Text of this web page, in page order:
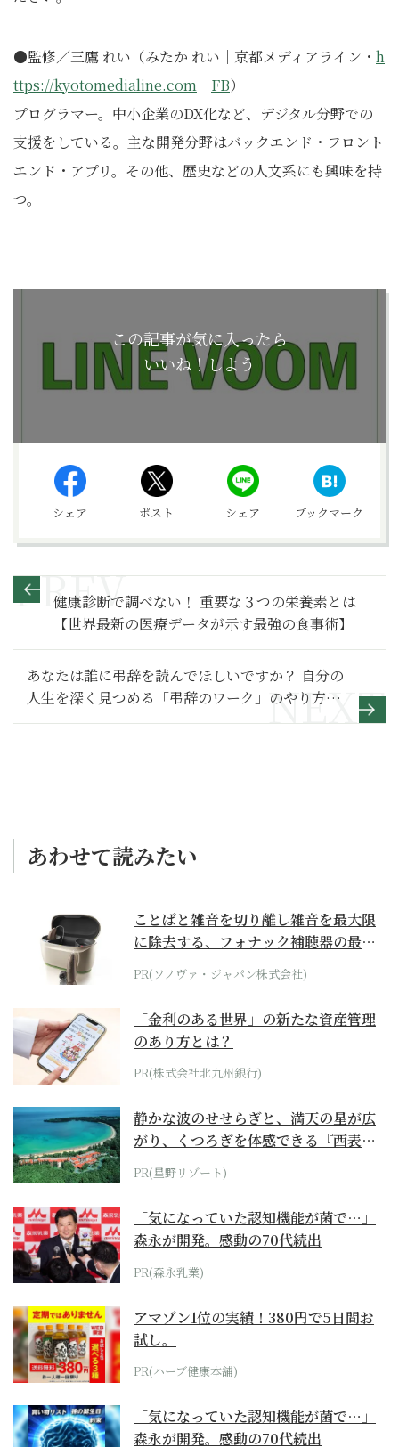
●監修／三鷹 れい（みたか れい｜京都メディアライン・ h
ttps://kyotomedialine.com
FB）
プログラマー。中小企業のDX化など、デジタル分野での
支援をしている。主な開発分野はバックエンド・フロント
エンド・アプリ。その他、歴史などの人文系にも興味を持
つ。
この記事が気に入ったら
いいね！しよう
シェア ポスト シェア ブックマーク
健康診断で調べない！ 重要な３つの栄養素とは
【世界最新の医療データが示す最強の食事術】
あなたは誰に弔辞を読んでほしいですか？ 自分の
人生を深く見つめる「弔辞のワーク」のやり方
【ちょっと死について考えてみたら怖くなかっ
あわせて読みたい
ことばと雑音を切り離し雑音を最大限
に除去する、フォナック補聴器の最上
位モデル
PR(ソノヴァ・ジャパン株式会社)
「金利のある世界」の新たな資産管理
のあり方とは？
PR(株式会社北九州銀行)
静かな波のせせらぎと、満天の星が広
がり、くつろぎを体感できる『西表島
ホテル by...
PR(星野リゾート)
「気になっていた認知機能が菌で…」
森永が開発。感動の70代続出
PR(森永乳業)
アマゾン1位の実績！380円で5日間お
試し。
PR(ハーブ健康本舗)
「気になっていた認知機能が菌で…」
森永が開発。感動の70代続出